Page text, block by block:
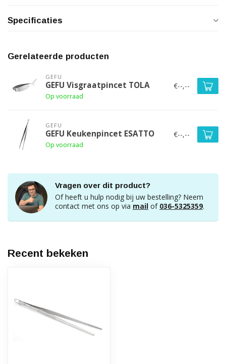
Specificaties
Gerelateerde producten
GEFU
GEFU Visgraatpincet TOLA
Op voorraad
€--,--
GEFU
GEFU Keukenpincet ESATTO
Op voorraad
€--,--
Vragen over dit product?
Of heeft u hulp nodig bij uw bestelling? Neem
contact met ons op via mail of 036-5325359.
Recent bekeken